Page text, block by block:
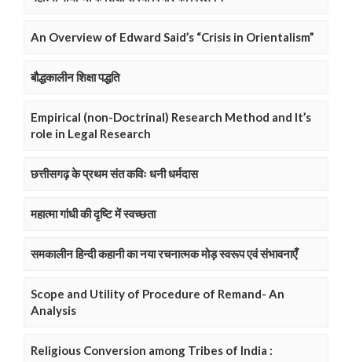
An Overview of Edward Said’s “Crisis in Orientalism”
बौद्धकालीन शिक्षा पद्धति
Empirical (non-Doctrinal) Research Method and It’s
role in Legal Research
छत्तीसगढ़ के प्रथम संत कविः धनी धर्मदास
महात्मा गांधी की दृष्टि में स्वच्छता
समकालीन हिन्दी कहानी का नया रचनात्मक मोड़ स्वरूप एवं संभावनाएँ
Scope and Utility of Procedure of Remand- An
Analysis
Religious Conversion among Tribes of India :